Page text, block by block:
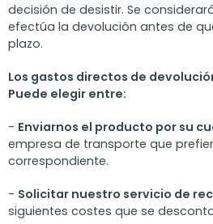
decisión de desistir. Se
efectúa la devolución antes de
plazo.
Los gastos directos de
Puede elegir entre:
- Enviarnos el producto por su
empresa de transporte que
correspondiente.
- Solicitar nuestro servicio de
siguientes costes que se